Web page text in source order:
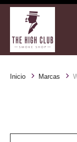
Inicio Marcas